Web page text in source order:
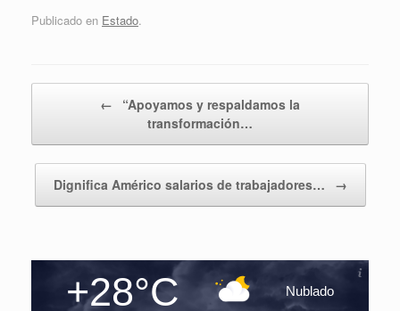
Publicado en Estado.
←
“Apoyamos y respaldamos la
transformación…
Dignifica Américo salarios de trabajadores… →
+28°C Nublado